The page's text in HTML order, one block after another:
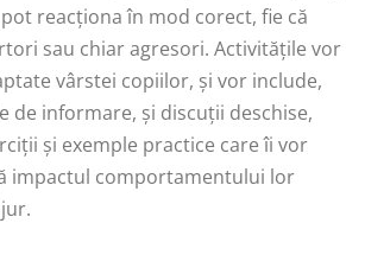
reacționa în mod corect, fie că
sau chiar agresori. Activitățile vor
vârstei copiilor, și vor include,
de informare, și discuții deschise,
și exemple practice care îi vor
impactul comportamentului lor